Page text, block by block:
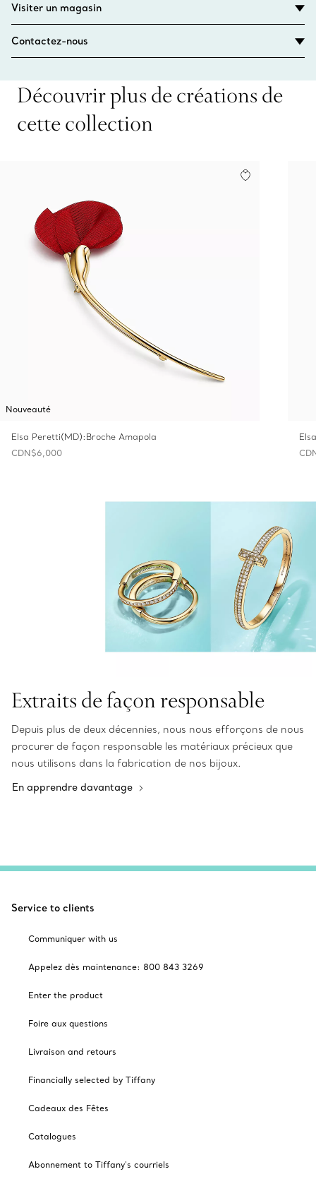
Visiter un magasin
Contactez-nous
Découvrir plus de créations de
cette collection
Nouveauté
Elsa Peretti(MD):Broche Amapola
CDN$6,000
Extraits de façon responsable
Depuis plus de deux décennies, nous nous efforçons de nous
procurer de façon responsable les matériaux précieux que
nous utilisons dans la fabrication de nos bijoux.
En apprendre davantage
Service to clients
Communiquer with us
Appelez dès maintenance: 800 843 3269
Enter the product
Foire aux questions
Livraison and retours
Financially selected by Tiffany
Cadeaux des Fêtes
Catalogues
Abonnement to Tiffany's courriels